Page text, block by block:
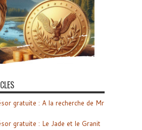
gratuite : A la recherche de Mr
gratuite : Le Jade et le Granit